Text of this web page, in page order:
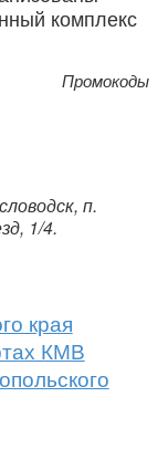
комплекс
Промокоды
п.
1/4.
края
КМВ